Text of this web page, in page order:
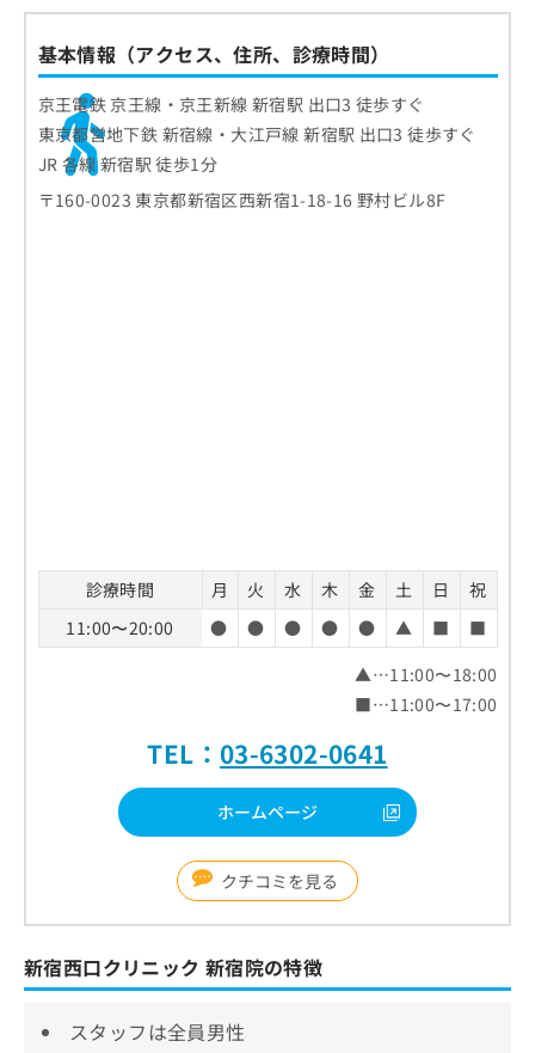
基本情報（アクセス、住所、診療時間）
京王電鉄 京王線・京王新線 新宿駅 出口3 徒歩すぐ
東京都営地下鉄 新宿線・大江戸線 新宿駅 出口3 徒歩すぐ
JR 各線 新宿駅 徒歩1分
〒160-0023 東京都新宿区西新宿1-18-16 野村ビル8F
診療時間 月 火 水 木 金 土 日
祝
11:00〜20:00
● ● ● ● ● ▲ ■
■
▲…11:00〜18:00
■…11:00〜17:00
TEL： 03-6302-0641
ホームページ
クチコミを見る
新宿西口クリニック 新宿院の特徴
スタッフは全員男性